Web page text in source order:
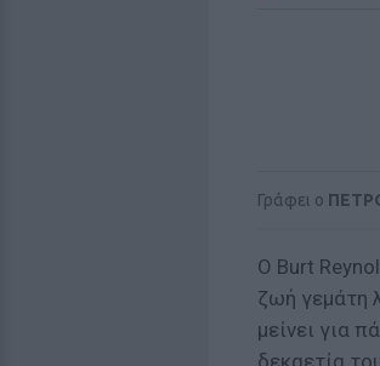
Γράφει ο
O Burt
ζωή γεμάτη
μείνει για
δεκαετία